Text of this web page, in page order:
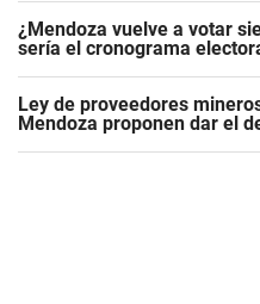
¿Mendoza vuelve a votar
sería el cronograma
Ley de proveedores
Mendoza proponen dar el